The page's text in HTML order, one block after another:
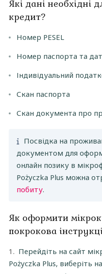
Які дані необхідні
кредит?
Номер PESEL
Номер паспорта та
Індивідуальний
Скан паспорта
Скан документа про
Посвідка на
документом для
онлайн позику в
Pożyczka Plus можна
побиту.
Як оформити
покрокова
Перейдіть на сайт
Pożyczka Plus, виберіть